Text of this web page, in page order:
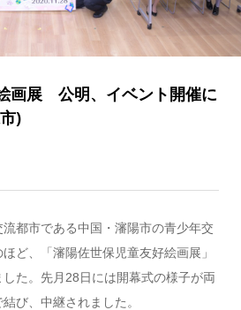
画展 公明、イベント開催に
)
都市である中国・瀋陽市の青少年交
ど、「瀋陽佐世保児童友好絵画展」
た。先月28日には開幕式の様子が両
び、中継されました。